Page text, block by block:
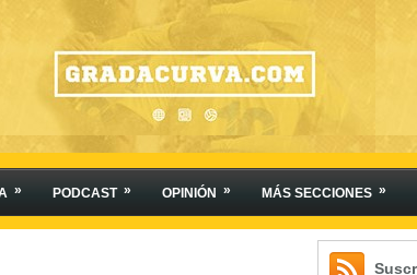
» PODCAST » OPINIÓN » MÁS SECCIONES »